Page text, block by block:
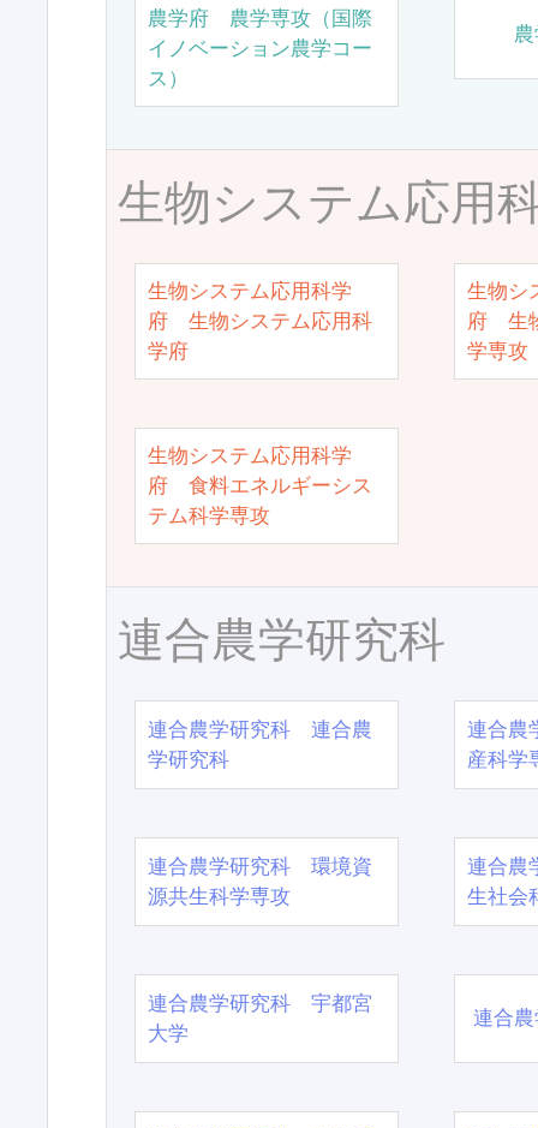
農学府 農学専攻（国際
イノベーション農学コー
ス）
生物システム応用
生物システム応用科学
府 生物システム応用科
学府
生物シ
府 生
学専攻
生物システム応用科学
府 食料エネルギーシス
テム科学専攻
連合農学研究科
連合農学研究科 連合農
学研究科
連合農
産科学
連合農学研究科 環境資
源共生科学専攻
連合農
生社会
連合農学研究科 宇都宮
大学
連合